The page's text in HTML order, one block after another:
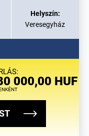
Helyszín:
Veresegyház
000,00 HUF